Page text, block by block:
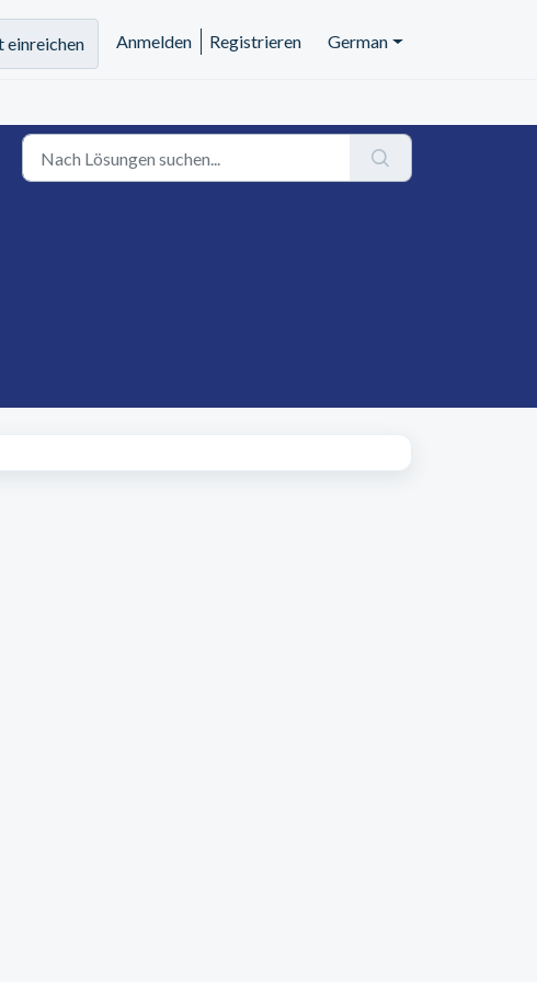
einreichen Anmelden Registrieren German